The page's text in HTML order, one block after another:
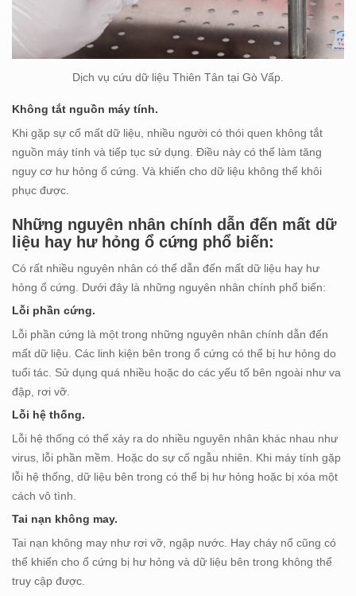
Dịch vụ cứu dữ liệu Thiên Tân tại Gò Vấp.
Không tắt nguồn máy tính.
Khi gặp sự cố mất dữ liệu, nhiều người có thói quen không tắt
nguồn máy tính và tiếp tục sử dụng. Điều này có thể làm tăng
nguy cơ hư hỏng ổ cứng. Và khiến cho dữ liệu không thể khôi
phục được.
Những nguyên nhân chính dẫn đến mất dữ
liệu hay hư hỏng ổ cứng phổ biến:
Có rất nhiều nguyên nhân có thể dẫn đến mất dữ liệu hay hư
hỏng ổ cứng. Dưới đây là những nguyên nhân chính phổ biến:
Lỗi phần cứng.
Lỗi phần cứng là một trong những nguyên nhân chính dẫn đến
mất dữ liệu. Các linh kiện bên trong ổ cứng có thể bị hư hỏng do
tuổi tác. Sử dụng quá nhiều hoặc do các yếu tố bên ngoài như va
đập, rơi vỡ.
Lỗi hệ thống.
Lỗi hệ thống có thể xảy ra do nhiều nguyên nhân khác nhau như
virus, lỗi phần mềm. Hoặc do sự cố ngẫu nhiên. Khi máy tính gặp
lỗi hệ thống, dữ liệu bên trong có thể bị hư hỏng hoặc bị xóa một
cách vô tình.
Tai nạn không may.
Tai nạn không may như rơi vỡ, ngập nước. Hay cháy nổ cũng có
thể khiến cho ổ cứng bị hư hỏng và dữ liệu bên trong không thể
truy cập được.